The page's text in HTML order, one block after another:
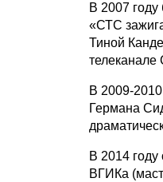
В 2007
«СТС
Тиной
телеканале
В 2009-
Германа
В 2014 году
ВГИКа